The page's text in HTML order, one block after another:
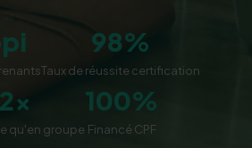
98%
Taux de réussite certification
2x
qu'en groupe
100%
Financé CPF